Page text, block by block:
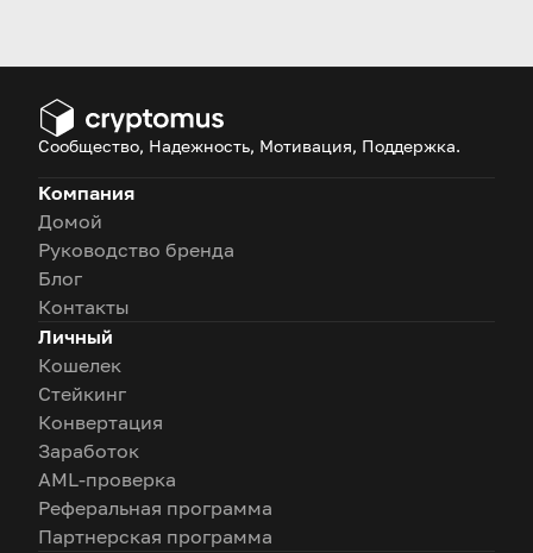
здесь, в статье! Проверьте!
Сообщество, Надежность, Мотивация, Поддержка.
Компания
Домой
Руководство бренда
Блог
Контакты
Личный
Кошелек
Стейкинг
Конвертация
Заработок
AML-проверка
Реферальная программа
Партнерская программа